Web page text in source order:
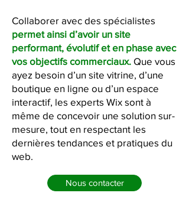
Collaborer avec des spécialistes
permet ainsi d’avoir un site
performant, évolutif et en phase avec
vos objectifs commerciaux. Que vous
ayez besoin d’un site vitrine, d’une
boutique en ligne ou d’un espace
interactif, les experts Wix sont à
même de concevoir une solution sur-
mesure, tout en respectant les
dernières tendances et pratiques du
web.
Nous contacter